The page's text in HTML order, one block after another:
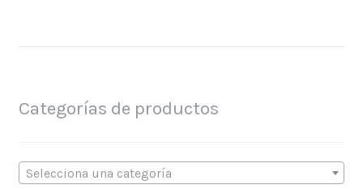
Categorías de productos
Selecciona una categoría